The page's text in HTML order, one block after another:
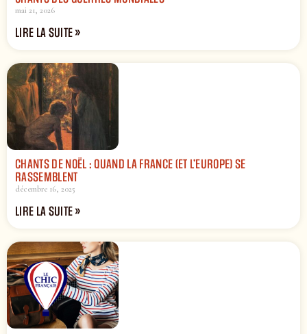
mai 21, 2026
LIRE LA SUITE »
CHANTS DE NOËL : QUAND LA FRANCE (ET L’EUROPE) SE
RASSEMBLENT
décembre 16, 2025
LIRE LA SUITE »